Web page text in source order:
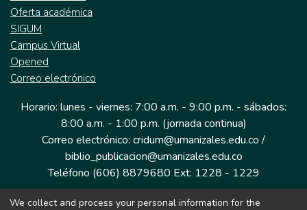
Oferta académica
SIGUM
Campus Virtual
Opened
Correo electrónico
Horario: lunes - viernes: 7:00 a.m. - 9:00 p.m. - sábados:
8:00 a.m. - 1:00 p.m. (jornada continua)
Correo electrónico: cridum@umanizales.edu.co /
biblio_publicacion@umanizales.edu.co
Teléfono (606) 8879680 Ext: 1228 - 1229
Dirección: Cra 9 a # 19-03 Edificio histórico, piso 1
We collect and process your personal information for the